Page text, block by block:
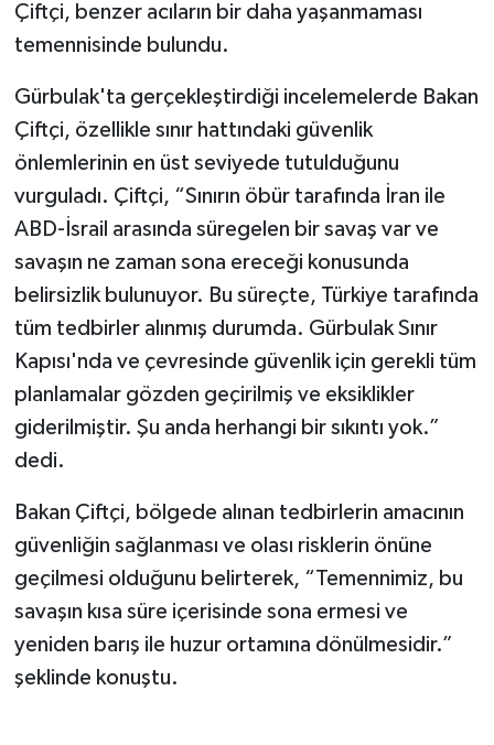
Çiftçi, benzer acıların bir daha yaşanmaması
temennisinde bulundu.
Gürbulak'ta gerçekleştirdiği incelemelerde Bakan
Çiftçi, özellikle sınır hattındaki güvenlik
önlemlerinin en üst seviyede tutulduğunu
vurguladı. Çiftçi, “Sınırın öbür tarafında İran ile
ABD-İsrail arasında süregelen bir savaş var ve
savaşın ne zaman sona ereceği konusunda
belirsizlik bulunuyor. Bu süreçte, Türkiye tarafında
tüm tedbirler alınmış durumda. Gürbulak Sınır
Kapısı'nda ve çevresinde güvenlik için gerekli tüm
planlamalar gözden geçirilmiş ve eksiklikler
giderilmiştir. Şu anda herhangi bir sıkıntı yok.”
dedi.
Bakan Çiftçi, bölgede alınan tedbirlerin amacının
güvenliğin sağlanması ve olası risklerin önüne
geçilmesi olduğunu belirterek, “Temennimiz, bu
savaşın kısa süre içerisinde sona ermesi ve
yeniden barış ile huzur ortamına dönülmesidir.”
şeklinde konuştu.